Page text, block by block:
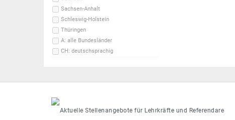
Sachsen-Anhalt
Schleswig-Holstein
Thüringen
A: alle Bundesländer
CH: deutschsprachig
Aktuelle Stellenangebote für Lehrkräfte und Referendare